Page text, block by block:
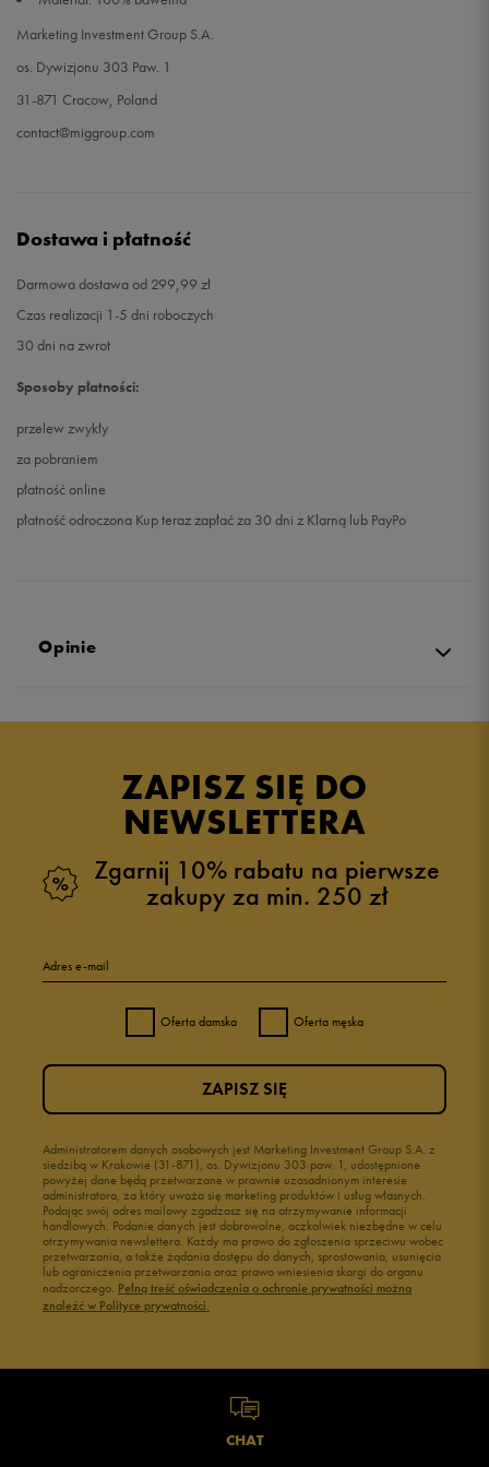
Marketing Investment Group S.A.
os. Dywizjonu 303 Paw. 1
31-871 Cracow, Poland
contact@miggroup.com
Dostawa i płatność
Darmowa dostawa od 299,99 zł
Czas realizacji 1-5 dni roboczych
30 dni na zwrot
Sposoby płatności:
przelew zwykły
za pobraniem
płatność online
płatność odroczona Kup teraz zapłać za 30 dni z Klarną lub PayPo
Opinie
ZAPISZ SIĘ DO
NEWSLETTERA
Zgarnij 10% rabatu na pierwsze
zakupy za min. 250 zł
Adres e-mail
Oferta damska Oferta męska
Administratorem danych osobowych jest Marketing Investment Group S.A. z
siedzibą w Krakowie (31-871), os. Dywizjonu 303 paw. 1, udostępnione
powyżej dane będą przetwarzane w prawnie uzasadnionym interesie
administratora, za który uważa się marketing produktów i usług własnych.
Podając swój adres mailowy zgadzasz się na otrzymywanie informacji
handlowych. Podanie danych jest dobrowolne, aczkolwiek niezbędne w celu
otrzymywania newslettera. Każdy ma prawo do zgłoszenia sprzeciwu wobec
przetwarzania, a także żądania dostępu do danych, sprostowania, usunięcia
lub ograniczenia przetwarzania oraz prawo wniesienia skargi do organu
nadzorczego. Pełną treść oświadczenia o ochronie prywatności można
znaleźć w Polityce prywatności.
ZAPISZ SIĘ
CHAT